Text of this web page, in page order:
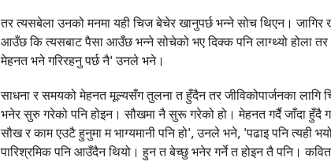
तर त्यसबेला उनको मनमा यही चिज बेचेर खानुपर्छ भन्ने सोच थिएन।
आउँछ कि त्यसबाट पैसा आउँछ भन्ने सोचेको भए दिक्क पनि लाग्थ्यो होला तर
मेहनत भने गरिरहनु पर्छ नै' उनले भने।
साधना र समयको मेहनत मूल्यसँग तुलना त हुँदैन तर जीविकोपार्जनका लागि
भनेर सुरु गरेको पनि होइन। सौखमा नै सुरू गरेको हो। मेहनत गर्दै जाँदा हुँदै
सौख र काम एउटै हुनुमा म भाग्यमानी पनि हो', उनले भने, 'पढाइ पनि त्यही
पारिश्रमिक पनि आउँदैन थियो। हुन त बेच्छु भनेर गर्ने त होइन तै पनि।